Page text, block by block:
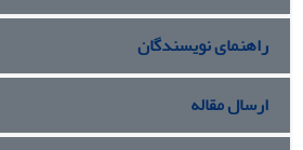
راهنمای نویسندگان
ارسال مقاله